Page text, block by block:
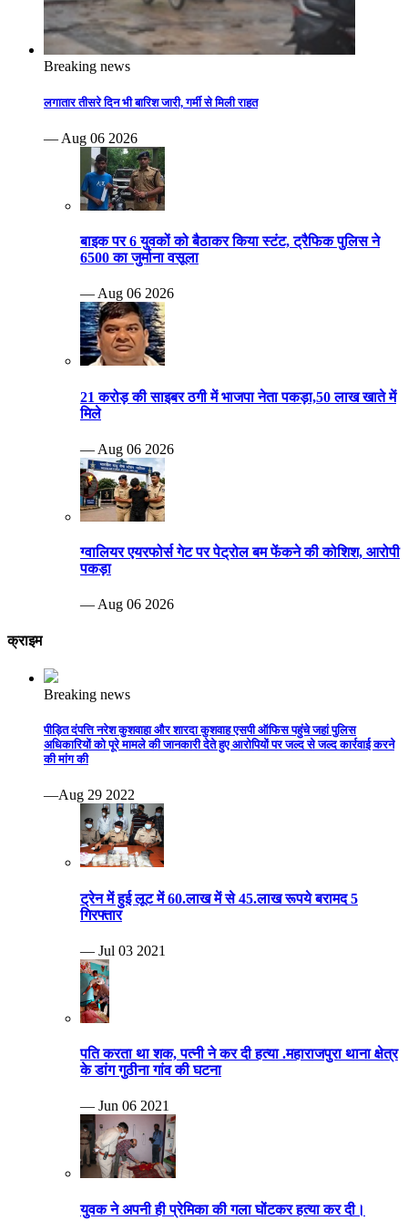
Breaking news
लगातार तीसरे दिन भी बारिश जारी, गर्मी से मिली राहत
— Aug 06 2026
बाइक पर 6 युवकों को बैठाकर किया स्टंट, ट्रैफिक पुलिस ने
6500 का जुर्माना वसूला
— Aug 06 2026
21 करोड़ की साइबर ठगी में भाजपा नेता पकड़ा,50 लाख खाते में
मिले
— Aug 06 2026
ग्वालियर एयरफोर्स गेट पर पेट्रोल बम फेंकने की कोशिश, आरोपी
पकड़ा
— Aug 06 2026
क्राइम
Breaking news
पीड़ित दंपत्ति नरेश कुशवाहा और शारदा कुशवाह एसपी ऑफिस पहुंचे जहां पुलिस
अधिकारियों को पूरे मामले की जानकारी देते हुए आरोपियों पर जल्द से जल्द कार्रवाई करने
की मांग की
—Aug 29 2022
ट्रेन में हुई लूट में 60.लाख में से 45.लाख रूपये बरामद 5
गिरफ्तार
— Jul 03 2021
पति करता था शक, पत्नी ने कर दी हत्या .महाराजपुरा थाना क्षेत्र
के डांग गुठीना गांव की घटना
— Jun 06 2021
युवक ने अपनी ही प्रेमिका की गला घोंटकर हत्या कर दी।